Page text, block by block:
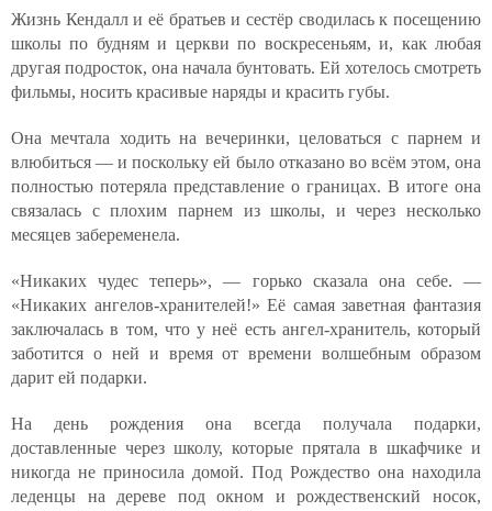
Жизнь Кендалл и её братьев и сестёр сводилась к посещению
школы по будням и церкви по воскресеньям, и, как любая
другая подросток, она начала бунтовать. Ей хотелось смотреть
фильмы, носить красивые наряды и красить губы.
Она мечтала ходить на вечеринки, целоваться с парнем и
влюбиться — и поскольку ей было отказано во всём этом, она
полностью потеряла представление о границах. В итоге она
связалась с плохим парнем из школы, и через несколько
месяцев забеременела.
«Никаких чудес теперь», — горько сказала она себе. —
«Никаких ангелов-хранителей!» Её самая заветная фантазия
заключалась в том, что у неё есть ангел-хранитель, который
заботится о ней и время от времени волшебным образом
дарит ей подарки.
На день рождения она всегда получала подарки,
доставленные через школу, которые прятала в шкафчике и
никогда не приносила домой. Под Рождество она находила
леденцы на дереве под окном и рождественский носок,